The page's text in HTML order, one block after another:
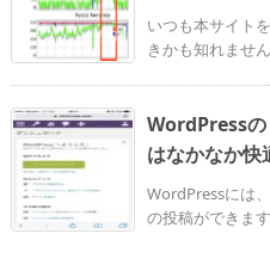
いつも本サイト
きかも知れませ
WordPressの
はなかなか快
WordPressには
の投稿ができま